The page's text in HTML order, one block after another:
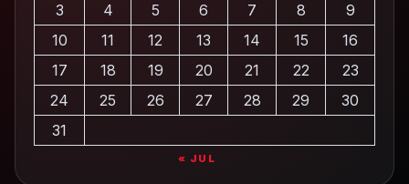
3
4 5 6 7 8
9
10
11 12 13 14 15
16
17
18 19 20 21 22
23
24
25 26 27 28 29
30
31
« JUL